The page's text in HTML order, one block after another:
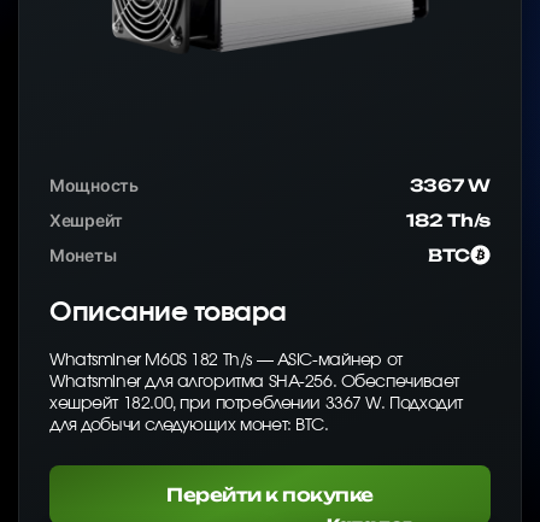
Мощность
3367 W
Хешрейт
182 Th/s
Монеты
BTC
Описание товара
Whatsminer M60S 182 Th/s — ASIC-майнер от
Whatsminer для алгоритма SHA-256. Обеспечивает
хешрейт 182.00, при потреблении 3367 W. Подходит
для добычи следующих монет: BTC.
Перейти к покупке